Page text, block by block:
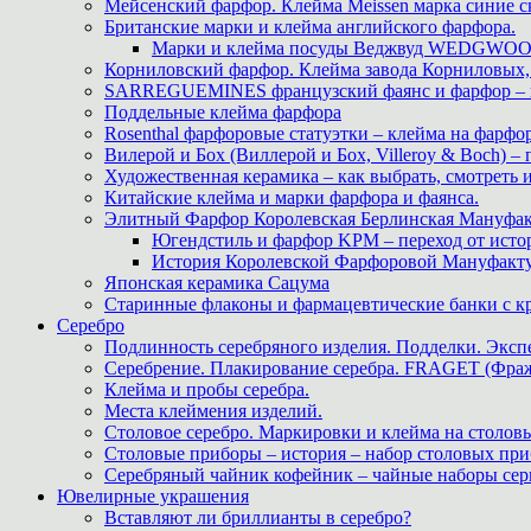
Мейсенский фарфор. Клейма Meissen марка
Британские марки и клейма английского фарфора.
Марки и клейма посуды Веджвуд
Корниловский фарфор. Клейма завода Корниловых,
SARREGUEMINES французский фаянс и фарфор –
Поддельные клейма фарфора
Rosenthal фарфоровые статуэтки – клейма на
Вилерой и Бох (Виллерой и Бох, Villeroy & Boch) –
Художественная керамика – как выбрать,
Китайские клейма и марки фарфора и фаянса.
Элитный Фарфор Королевская Берлинская
Югендстиль и фарфор KPM – переход от
История Королевской Фарфоровой
Японская керамика Сацума
Старинные флаконы и фармацевтические банки с
Серебро
Подлинность серебряного изделия. Подделки.
Серебрение. Плакирование серебра. FRAGET
Клейма и пробы серебра.
Места клеймения изделий.
Столовое серебро. Маркировки и клейма на
Столовые приборы – история – набор столовых
Серебряный чайник кофейник – чайные наборы
Ювелирные украшения
Вставляют ли бриллианты в серебро?